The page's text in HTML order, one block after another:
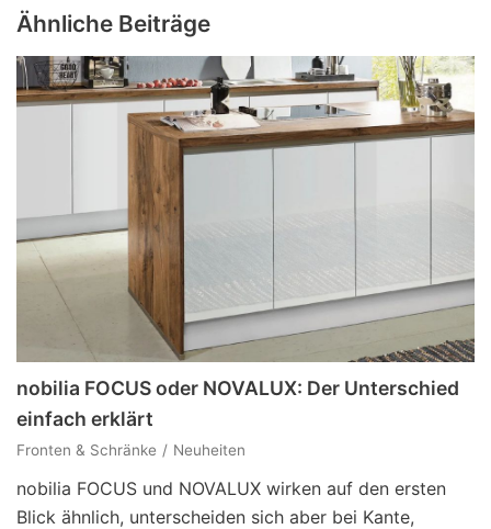
Ähnliche Beiträge
nobilia FOCUS oder NOVALUX: Der Unterschied
einfach erklärt
Fronten & Schränke Neuheiten
nobilia FOCUS und NOVALUX wirken auf den ersten
Blick ähnlich, unterscheiden sich aber bei Kante,